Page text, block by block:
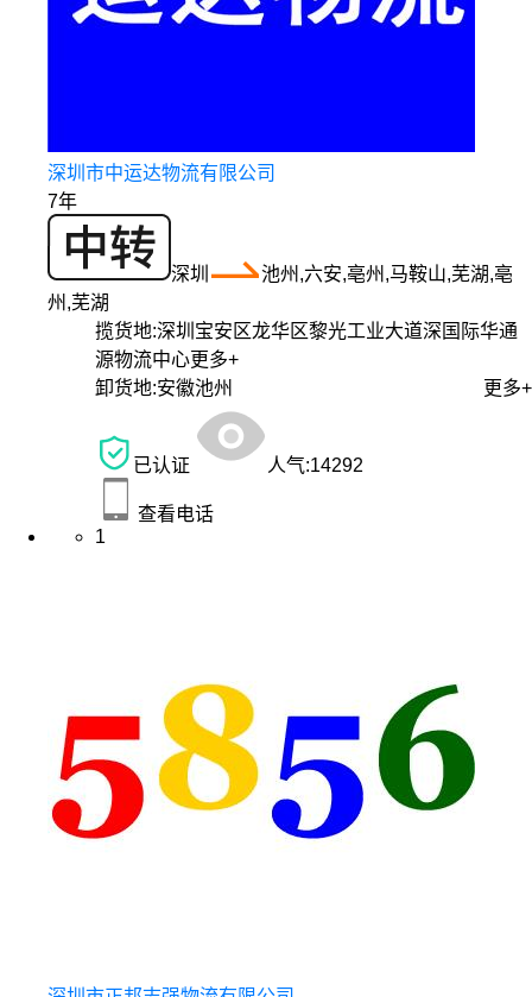
深圳市中运达物流有限公司
7年
深圳
池州,六安,亳州,马鞍山,芜湖,亳
州,芜湖
揽货地:深圳宝安区龙华区黎光工业大道深国际华通
源物流中心更多+
卸货地:安徽池州 更多+
已认证 人气:14292
查看电话
1